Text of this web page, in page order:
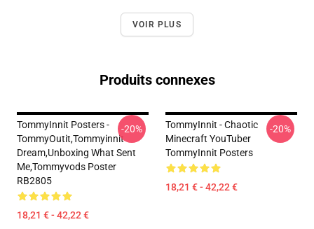
VOIR PLUS
Produits connexes
TommyInnit Posters -
TommyOutit,Tommyinnit
Dream,Unboxing What Sent
Me,tommyvods Poster
RB2805
18,21 € - 42,22 €
-20%
TommyInnit - Chaotic
Minecraft YouTuber
TommyInnit Posters
18,21 € - 42,22 €
-20%